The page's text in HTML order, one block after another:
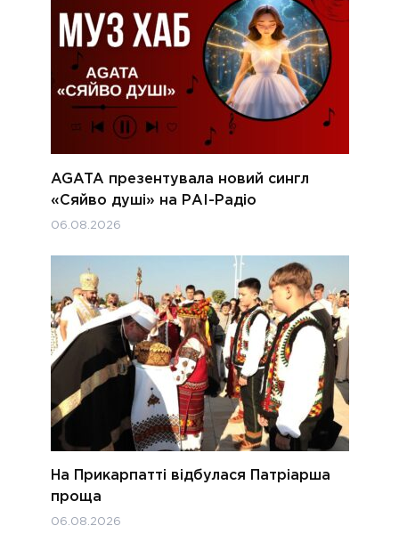
AGATA презентувала новий сингл
«Сяйво душі» на РАІ-Радіо
06.08.2026
На Прикарпатті відбулася Патріарша
проща
06.08.2026